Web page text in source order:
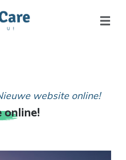
website online!
online!